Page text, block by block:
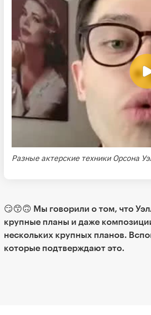
Разные актерские техники Орсона
😏😙🙃 Мы говорили о том, что
крупные планы и даже
нескольких крупных планов.
которые подтверждают это.